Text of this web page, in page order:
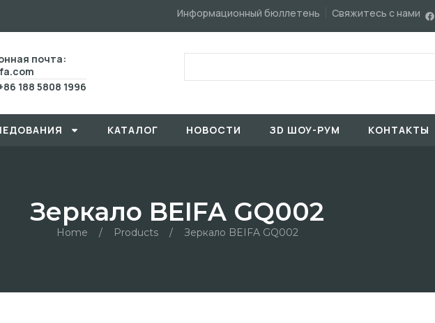
Информационный бюллетень Свяжитесь с нами
почта:
188 5808 1996
КАТАЛОГ HОBOCTИ ЗD ШОУ-РУМ KОНТАКТЫ
Зеркало BEIFA GQ002
Home / Products / Зеркало BEIFA GQ002